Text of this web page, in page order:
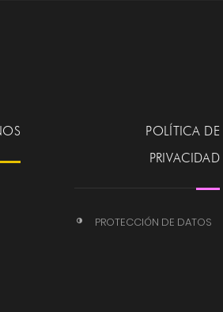
POLÍTICA DE
PRIVACIDAD
PROTECCIÓN DE DATOS